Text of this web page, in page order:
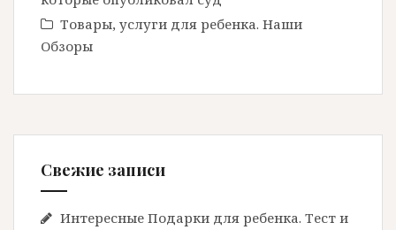
Товары, услуги для ребенка. Наши
Обзоры
Свежие записи
Интересные Подарки для ребенка. Тест и